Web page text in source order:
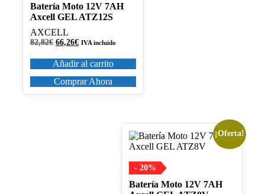
Batería Moto 12V 7AH
Axcell GEL ATZ12S
AXCELL
82,82€ El
original
era:
82,82€.
66,26€El
actual
es:
66,26€.
IVA incluido
Añadir al carrito
Comprar Ahora
¡Oferta!
- 20%
Batería Moto 12V 7AH